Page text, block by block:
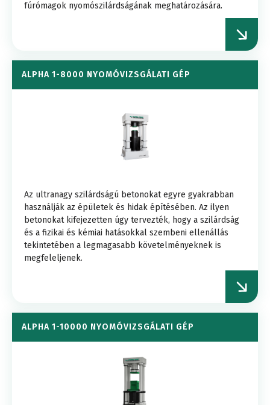
fúrómagok nyomószilárdságának meghatározására.
ALPHA 1-8000 NYOMÓVIZSGÁLATI GÉP
Az ultranagy szilárdságú betonokat egyre gyakrabban
használják az épületek és hidak építésében. Az ilyen
betonokat kifejezetten úgy tervezték, hogy a szilárdság
és a fizikai és kémiai hatásokkal szembeni ellenállás
tekintetében a legmagasabb követelményeknek is
megfeleljenek.
ALPHA 1-10000 NYOMÓVIZSGÁLATI GÉP